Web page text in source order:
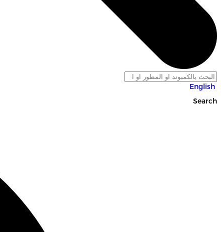
Search